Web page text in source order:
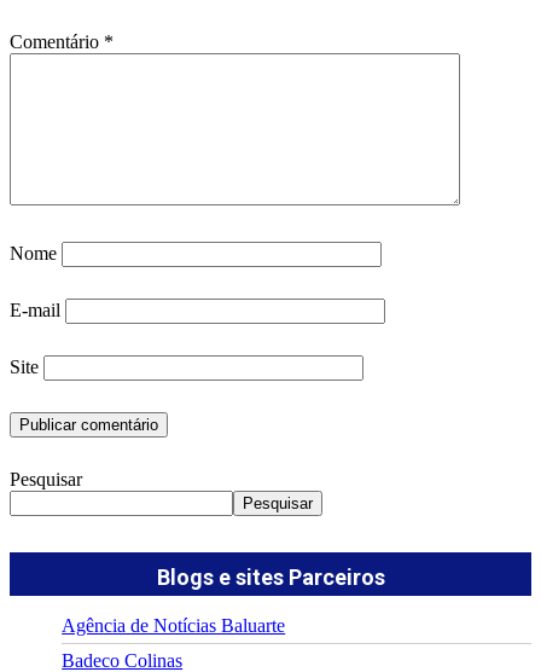
Comentário *
Nome
E-mail
Site
Pesquisar
Pesquisar
Blogs e sites Parceiros
Agência de Notícias Baluarte
Badeco Colinas